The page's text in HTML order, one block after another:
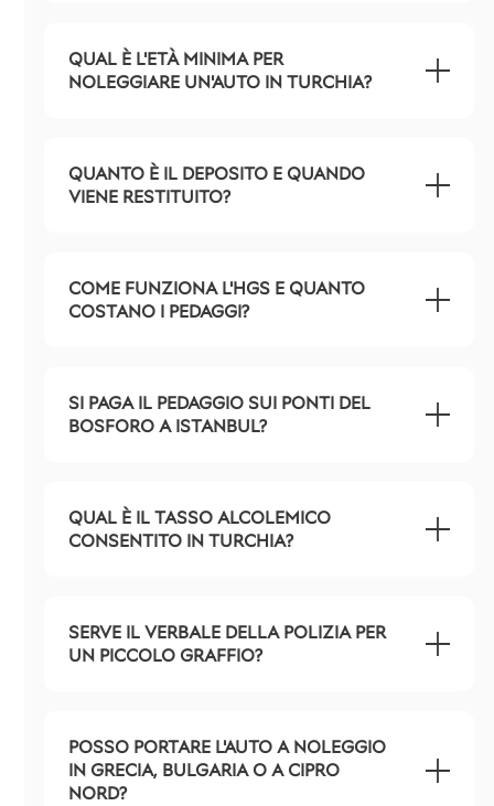
QUAL È L'ETÀ MINIMA PER
NOLEGGIARE UN'AUTO IN TURCHIA?
QUANTO È IL DEPOSITO E QUANDO
VIENE RESTITUITO?
COME FUNZIONA L'HGS E QUANTO
COSTANO I PEDAGGI?
SI PAGA IL PEDAGGIO SUI PONTI DEL
BOSFORO A ISTANBUL?
QUAL È IL TASSO ALCOLEMICO
CONSENTITO IN TURCHIA?
SERVE IL VERBALE DELLA POLIZIA PER
UN PICCOLO GRAFFIO?
POSSO PORTARE L'AUTO A NOLEGGIO
IN GRECIA, BULGARIA O A CIPRO
NORD?